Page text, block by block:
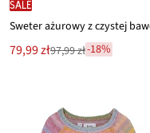
SALE
Nowa
cena
79,99 zł
Przeceniono
97,99 zł-18%